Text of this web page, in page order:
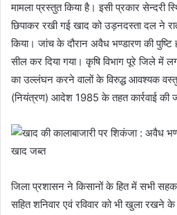
मामला प्रस्तुत किया है। इसी प्रकार सेन्दरी
छिपाकर रखी गई खाद को उड़नदस्ता दल ने
किया। जांच के दौरान अवैध भण्डारण की
सील कर दिया गया। कृषि विभाग पूरे जिले में
का उल्लंघन करने वालों के विरुद्ध आवश्यक
(नियंत्रण) आदेश 1985 के तहत कार्रवाई की
जिला प्रशासन ने किसानों के हित में सभी
सहित शनिवार एवं रविवार को भी खुला रखने के